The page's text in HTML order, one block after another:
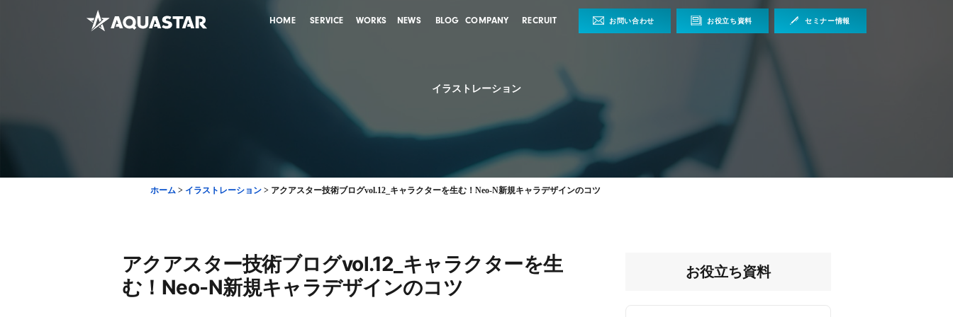
HOME SERVICE WORKS NEWS BLOG COMPANY RECRUIT お問い合わせ お役立ち資料 セミナー情報
イラストレーション
ホーム > イラストレーション > アクアスター技術ブログvol.12_キャラクターを生む！Neo-N新規キャラデザインのコツ
アクアスター技術ブログvol.12_キャラクターを生
む！Neo-N新規キャラデザインのコツ
お役立ち資料